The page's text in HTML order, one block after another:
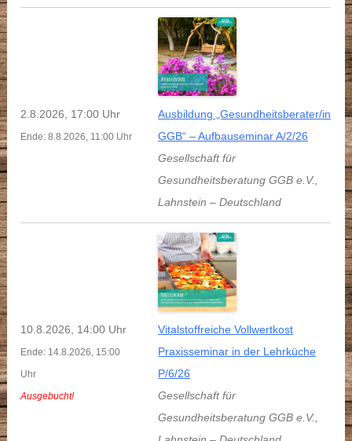
2.8.2026, 17:00 Uhr
Ende: 8.8.2026, 11:00 Uhr
Ausbildung „Gesundheitsberater/in
GGB“ – Aufbauseminar A/2/26
Gesellschaft für
Gesundheitsberatung GGB e.V.,
Lahnstein –Deutschland
10.8.2026, 14:00 Uhr
Ende: 14.8.2026, 15:00
Uhr
Ausgebucht!
Vitalstoffreiche Vollwertkost
Praxisseminar in der Lehrküche
P/6/26
Gesellschaft für
Gesundheitsberatung GGB e.V.,